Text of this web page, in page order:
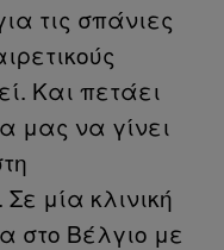
τις σπάνιες
Και πετάει
μας να γίνει
μία κλινική
στο Βέλγιο με